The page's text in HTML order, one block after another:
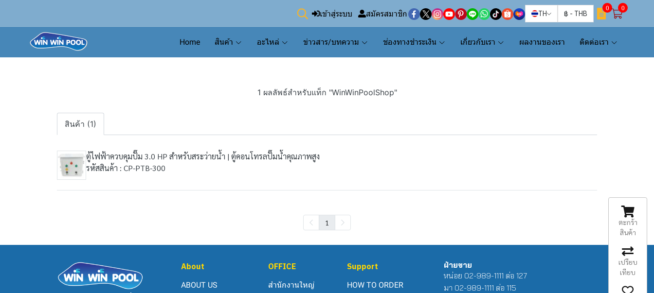
เข้าสู่ระบบ สมัครสมาชิก TH ฿ - THB
0 0
Home สินค้า อะไหล่ ข่าวสาร/บทความ ช่องทางชำระเงิน เกี่ยวกับเรา ผลงานของเรา ติดต่อเรา
1 ผลลัพธ์สำหรับแท็ก "WinWinPoolShop"
สินค้า (1)
ตู้ไฟฟ้าควบคุมปั๊ม 3.0 HP สำหรับสระว่ายน้ำ | ตู้คอนโทรลปั๊มน้ำคุณภาพสูง
รหัสสินค้า : CP-PTB-300
1
About
ABOUT US
OFFICE
สำนักงานใหญ่
Support
HOW TO ORDER
ฝ่ายขาย
หน่อย 02-989-1111 ต่อ 127
มา 02-989-1111 ต่อ 115
ตะกร้า
สินค้า
เปรียบ
เทียบ